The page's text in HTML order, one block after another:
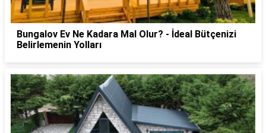
Bungalov Ev Ne Kadara Mal Olur? - İdeal Bütçenizi
Belirlemenin Yolları